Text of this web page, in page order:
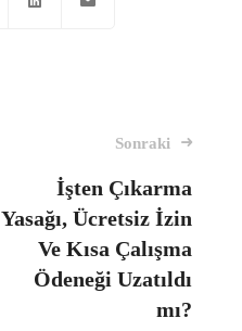
Sonraki
İşten Çıkarma
Yasağı, Ücretsiz İzin
Ve Kısa Çalışma
Ödeneği Uzatıldı
mı?